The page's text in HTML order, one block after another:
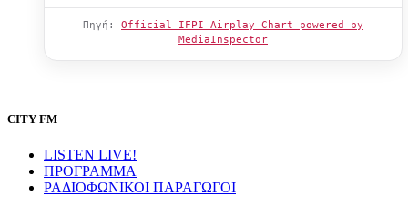
Πηγή: Official IFPI Airplay Chart powered by
MediaInspector
CITY FM
LISTEN LIVE!
ΠΡΟΓΡΑΜΜΑ
ΡΑΔΙΟΦΩΝΙΚΟΙ ΠΑΡΑΓΩΓΟΙ